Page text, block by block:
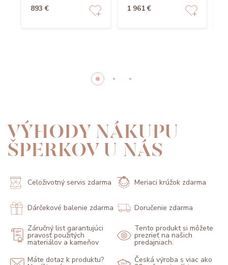
893 €
1 961 €
VÝHODY NÁKUPU
ŠPERKOV U NÁS
Celoživotný servis zdarma Meriaci krúžok zdarma
Dárčekové balenie zdarma Doručenie zdarma
Záručný list garantujúci
pravosť použitých
materiálov a kameňov
Tento produkt si môžete
prezrieť na našich
predajniach.
Máte dotaz k produktu?
Česká výroba s viac ako